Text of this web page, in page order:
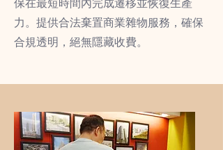
保在最短時間內完成遷移並恢復生產
力。提供合法棄置商業雜物服務，確保
合規透明，絕無隱藏收費。